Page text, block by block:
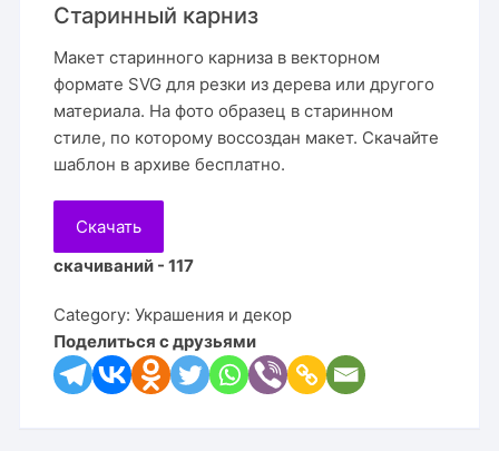
Старинный карниз
Макет старинного карниза в векторном
формате SVG для резки из дерева или другого
материала. На фото образец в старинном
стиле, по которому воссоздан макет. Скачайте
шаблон в архиве бесплатно.
Скачать
скачиваний - 117
Category:Украшения и декор
Поделиться с друзьями